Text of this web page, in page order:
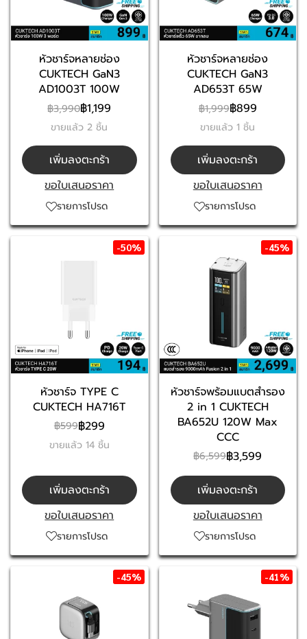
หัวชาร์จหลายช่อง
CUKTECH GaN3
AD1003T 100W
฿3,990฿1,199
ขายแล้ว 2 ชิ้น
เพิ่มลงตะกร้า
ขอใบเสนอราคา
รายการโปรด
หัวชาร์จหลายช่อง
CUKTECH GaN3
AD653T 65W
฿1,999฿899
ขายแล้ว 1 ชิ้น
เพิ่มลงตะกร้า
ขอใบเสนอราคา
รายการโปรด
-50%
หัวชาร์จ TYPE C
CUKTECH HA716T
฿599฿299
ขายแล้ว 14 ชิ้น
เพิ่มลงตะกร้า
ขอใบเสนอราคา
รายการโปรด
-45%
หัวชาร์จพร้อมแบตสำรอง
2 in 1 CUKTECH
BA652U 120W Max
CCC
฿6,599฿3,599
เพิ่มลงตะกร้า
ขอใบเสนอราคา
รายการโปรด
-45% -41%